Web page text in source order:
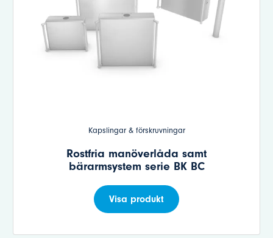
Kapslingar & förskruvningar
Rostfria manöverlåda samt
bärarmsystem serie BK BC
Visa produkt